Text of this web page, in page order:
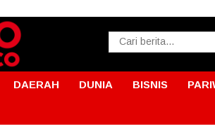
DAERAH DUNIA BISNIS